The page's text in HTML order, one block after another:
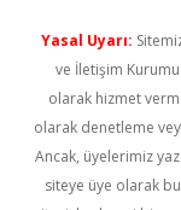
Yasal Uyarı:
ve İletişim Kurumu
olarak hizmet
olarak denetleme
Ancak, üyelerimiz
siteye üye olarak